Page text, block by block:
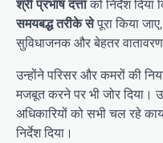
श्री प्रभाष दत्ताको निर्देश दिया
समयबद्ध तरीके सेपूरा किया
सुविधाजनक और बेहतर
उन्होंने परिसर और कमरों की
मजबूत करने पर भी जोर
अधिकारियों को सभी चल रहे
निर्देश दिया।